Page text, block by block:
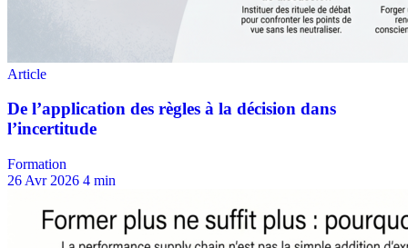
Formation
26 Avr 2026 4 min